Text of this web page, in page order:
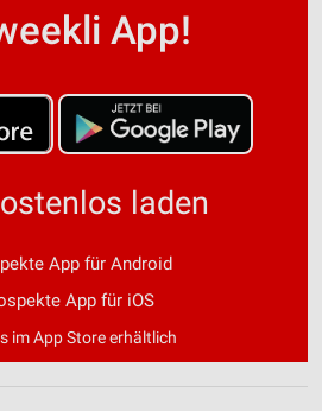
App!
laden
App für Android
App für iOS
im App Store erhältlich